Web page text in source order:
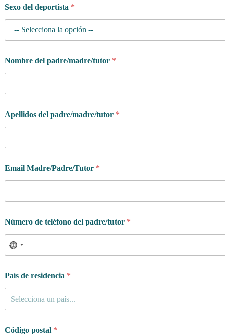
Sexo del deportista *
Nombre del padre/madre/tutor *
Apellidos del padre/madre/tutor *
Email Madre/Padre/Tutor *
Número de teléfono del padre/tutor *
País de residencia *
Selecciona un país...
Código postal *